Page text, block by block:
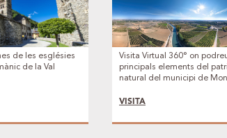
de les esglésies
de la Val
Visita Virtual 360° on
principals elements del
natural del municipi de
VISITA